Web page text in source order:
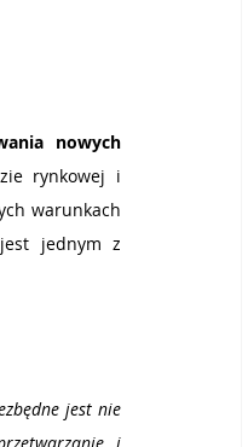
nowych
rynkowej i
warunkach
jednym z
jest nie